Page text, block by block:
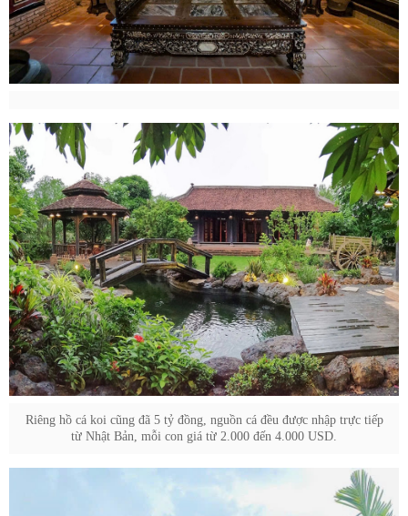
Riêng hồ cá koi cũng đã 5 tỷ đồng, nguồn cá đều được nhập trực tiếp
từ Nhật Bản, mỗi con giá từ 2.000 đến 4.000 USD.